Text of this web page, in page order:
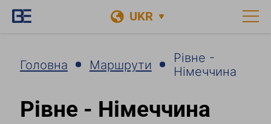
UKR
Головна Маршрути
Рівне -
Німеччина
Рівне - Німеччина